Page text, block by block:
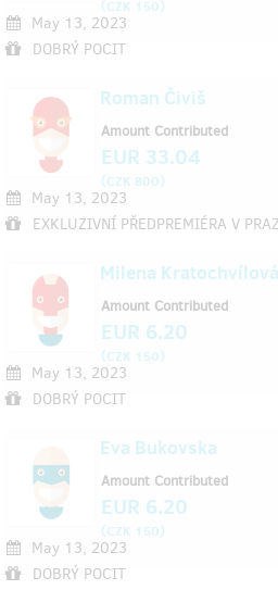
May 13, 2023
DOBRÝ POCIT
(CZK 150)
Roman Čiviš
May 13, 2023
EXKLUZIVNÍ PŘEDPREMIÉRA V
Amount Contributed
EUR 33.04
(CZK 800)
Milena Kratochvílová
May 13, 2023
DOBRÝ POCIT
Amount Contributed
EUR 6.20
(CZK 150)
Eva Bukovska
May 13, 2023
DOBRÝ POCIT
Amount Contributed
EUR 6.20
(CZK 150)